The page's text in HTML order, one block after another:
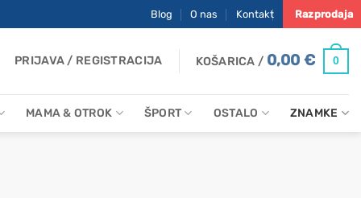
Blog O nas Kontakt Razprodaja
PRIJAVA / REGISTRACIJA KOŠARICA / 0,00€ 0
MAMA & OTROK ŠPORT OSTALO ZNAMKE